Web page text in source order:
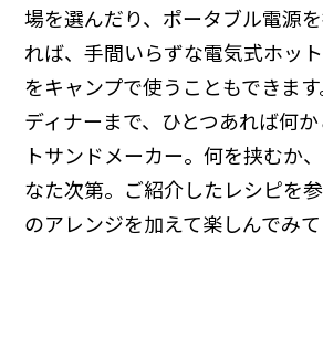
場を選んだり、ポータブル電源
れば、手間いらずな電気式ホッ
をキャンプで使うこともできま
ディナーまで、ひとつあれば何
トサンドメーカー。何を挟むか
なた次第。ご紹介したレシピを
のアレンジを加えて楽しんでみ